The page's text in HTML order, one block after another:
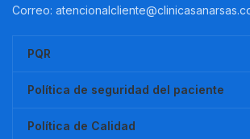
Correo:
PQR
Política de seguridad del paciente
Política de Calidad